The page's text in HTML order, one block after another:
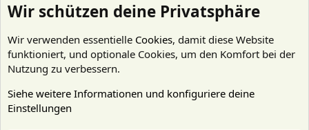
Wir schützen deine Privatsphäre
Wir verwenden essentielle Cookies, damit diese Website
funktioniert, und optionale Cookies, um den Komfort bei der
Nutzung zu verbessern.
Siehe weitere Informationen und konfiguriere deine
Einstellungen